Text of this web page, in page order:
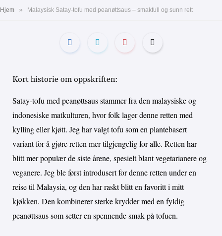
Hjem » Malaysisk Satay-tofu med peanøttsaus – smakfull og sunn rett
Kort historie om oppskriften:
Satay-tofu med peanøttsaus stammer fra den malaysiske og
indonesiske matkulturen, hvor folk lager denne retten med
kylling eller kjøtt. Jeg har valgt tofu som en plantebasert
variant for å gjøre retten mer tilgjengelig for alle. Retten har
blitt mer populær de siste årene, spesielt blant vegetarianere og
veganere. Jeg ble først introdusert for denne retten under en
reise til Malaysia, og den har raskt blitt en favoritt i mitt
kjøkken. Den kombinerer sterke krydder med en fyldig
peanøttsaus som setter en spennende smak på tofuen.